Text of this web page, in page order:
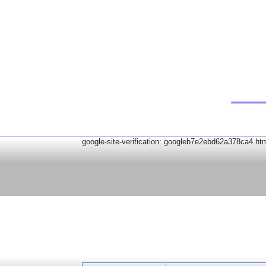
google-site-verification: